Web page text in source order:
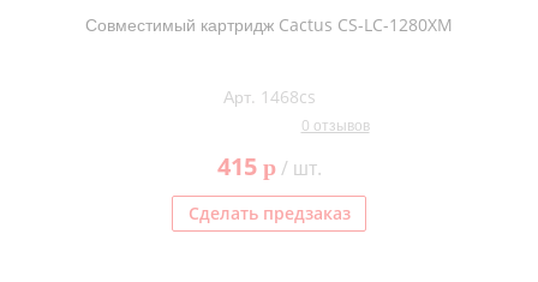
Совместимый картридж Cactus CS-LC-1280XM
Арт. 1468cs
0 отзывов
415 p/ шт.
Сделать предзаказ